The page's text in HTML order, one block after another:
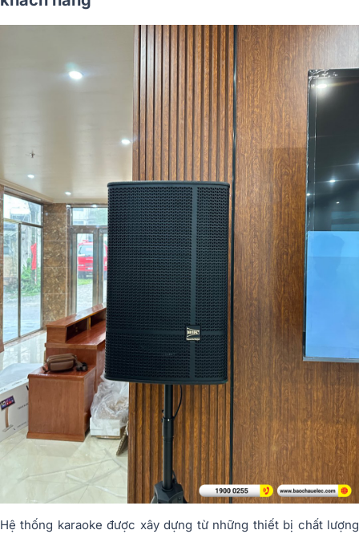
Hệ thống karaoke được xây dựng từ những thiết bị chất lượng